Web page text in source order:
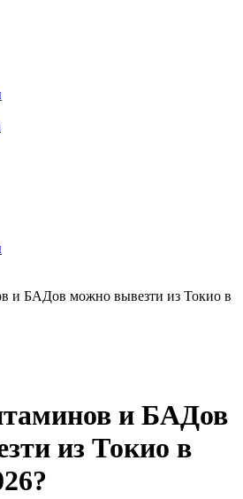
и БАДов можно вывезти из Токио в
и БАДов
из Токио в